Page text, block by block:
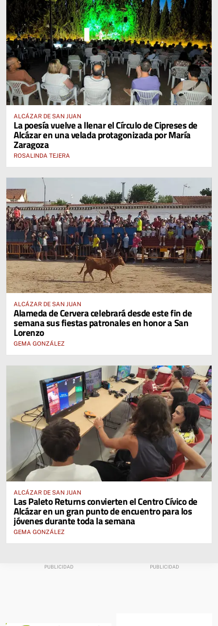
ALCÁZAR DE SAN JUAN
La poesía vuelve a llenar el Círculo de Cipreses de
Alcázar en una velada protagonizada por María
Zaragoza
ROSALINDA TEJERA
ALCÁZAR DE SAN JUAN
Alameda de Cervera celebrará desde este fin de
semana sus fiestas patronales en honor a San
Lorenzo
GEMA GONZÁLEZ
ALCÁZAR DE SAN JUAN
Las Paleto Returns convierten el Centro Cívico de
Alcázar en un gran punto de encuentro para los
jóvenes durante toda la semana
GEMA GONZÁLEZ